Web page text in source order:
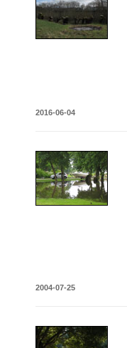
2016-06-04
2004-07-25